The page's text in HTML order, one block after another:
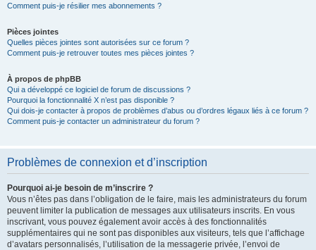
Comment puis-je résilier mes abonnements ?
Pièces jointes
Quelles pièces jointes sont autorisées sur ce forum ?
Comment puis-je retrouver toutes mes pièces jointes ?
À propos de phpBB
Qui a développé ce logiciel de forum de discussions ?
Pourquoi la fonctionnalité X n’est pas disponible ?
Qui dois-je contacter à propos de problèmes d’abus ou d’ordres légaux liés à ce forum ?
Comment puis-je contacter un administrateur du forum ?
Problèmes de connexion et d’inscription
Pourquoi ai-je besoin de m’inscrire ?
Vous n’êtes pas dans l’obligation de le faire, mais les administrateurs du forum
peuvent limiter la publication de messages aux utilisateurs inscrits. En vous
inscrivant, vous pouvez également avoir accès à des fonctionnalités
supplémentaires qui ne sont pas disponibles aux visiteurs, tels que l’affichage
d’avatars personnalisés, l’utilisation de la messagerie privée, l’envoi de